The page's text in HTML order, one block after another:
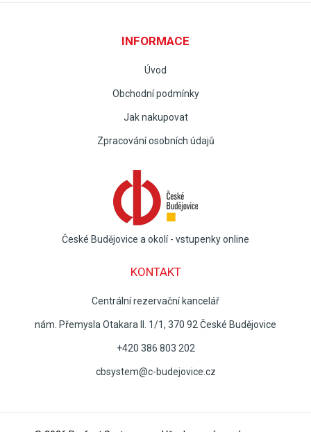
INFORMACE
Úvod
Obchodní podmínky
Jak nakupovat
Zpracování osobních údajů
České Budějovice a okolí - vstupenky online
KONTAKT
Centrální rezervační kancelář
nám. Přemysla Otakara II. 1/1, 370 92 České Budějovice
+420 386 803 202
cbsystem@c-budejovice.cz